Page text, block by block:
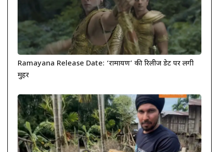
Ramayana Release Date: ‘रामायण’ की रिलीज डेट पर लगी
मुहर